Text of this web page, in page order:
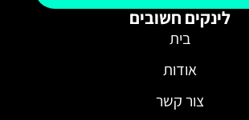
לינקים חשובים
בית
אודות
צור קשר